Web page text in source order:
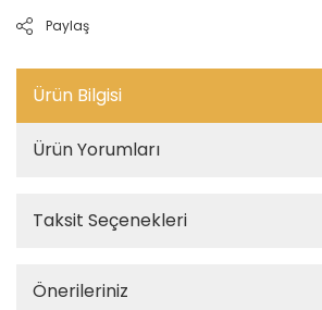
Paylaş
Ürün Bilgisi
Ürün Yorumları
Taksit Seçenekleri
Önerileriniz